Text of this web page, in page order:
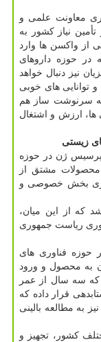
معاونت علمی و
نیاز كشور به
از واكسن ها وارد
در حوزه داروهای
نیز دنبال خواهد
توانایی های خوبی
كه سرنوشت ساز هم
ارزش و اشتغال
از پرسیس ژن در حوزه
محصولات مشتق از
بخش خصوصی و
شد كه از این میان،
ریاست جمهوری
حوزه فناوری های
به محصول و ورود
كه سه سال از عمر
حمایت شتابدهی قرار داده كه
به مطالعه بالینی
كشور، تجهیز و